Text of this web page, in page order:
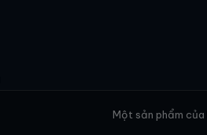
Một sản phẩm của